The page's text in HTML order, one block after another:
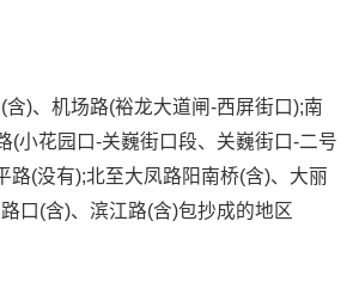
)、机场路(裕龙大道闸-西屏街口);南
(小花园口-关巍街口段、关巍街口-二号
路(没有);北至大凤路阳南桥(含)、大丽
口(含)、滨江路(含)包抄成的地区